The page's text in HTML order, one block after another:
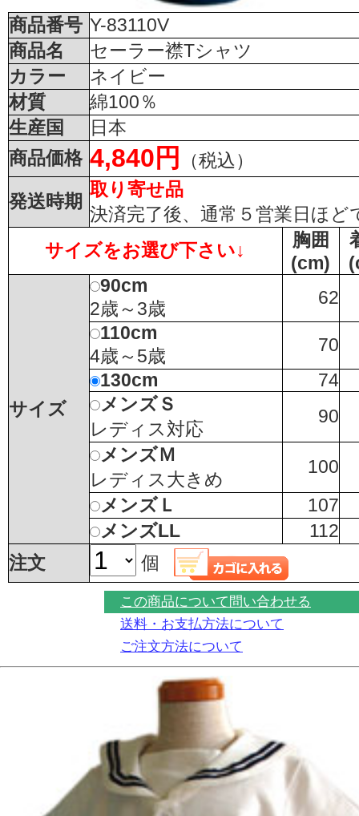
商品番号 Y-83110V
商品名
セーラー襟Tシャツ
カラー
ネイビー
材質
綿100％
生産国
日本
商品価格 4,840円
（税込）
発送時期
取り寄せ品
決済完了後、通常５営業日ほど
サイズをお選び下さい↓
胸囲
(cm)
サイズ
90cm
2歳～3歳
62
110cm
4歳～5歳
70
130cm
74
メンズＳ
レディス対応
90
メンズＭ
レディス大きめ
100
メンズＬ
107
メンズLL
112
注文
個
この商品について問い合わせる
送料・お支払方法について
ご注文方法について